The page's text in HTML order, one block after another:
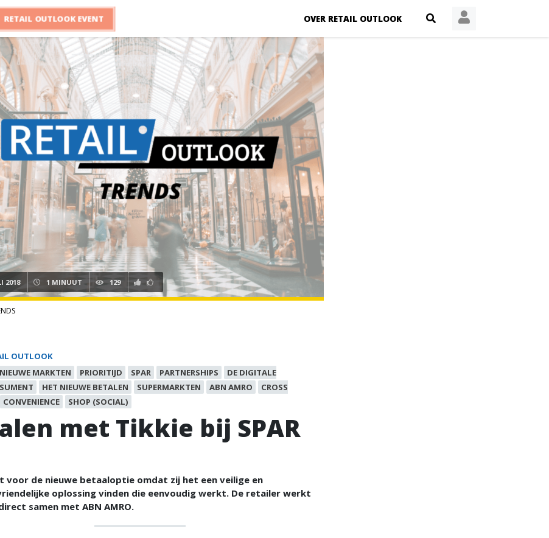
OVER RETAIL OUTLOOK
RETAIL OUTLOOK EVENT
2018 1 MINUUT 129
OUTLOOK
NIEUWE MARKTEN PRIORITIJD SPAR PARTNERSHIPS
DE DIGITALE
HET NIEUWE BETALEN SUPERMARKTEN ABN AMRO
CROSS
CONVENIENCE SHOP (SOCIAL)
met Tikkie bij SPAR
voor de nieuwe betaaloptie omdat zij het een veilige en
oplossing vinden die eenvoudig werkt. De retailer werkt
samen met ABN AMRO.